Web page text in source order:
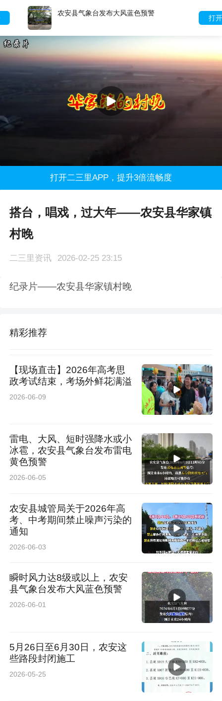
农安县气象台发布大风蓝色预警
打开二三里APP，提升3倍流畅度
搭台，唱戏，过大年——农安县华家镇
村晚
二三里资讯 2026-02-25 23:15
纪录片——农安县华家镇村晚
精彩推荐
【现场直击】2026年高考思
政考试结束，考场外鲜花满溢
2026-06-09
雷电、大风、短时强降水或小
冰雹，农安县气象台发布雷电
黄色预警
2026-06-05
农安县城管局关于2026年高
考、中考期间禁止噪声污染的
通知
2026-06-03
瞬时风力达8级或以上，农安
县气象台发布大风蓝色预警
2026-06-01
5月26日至6月30日，农安这
些路段封闭施工
2026-05-25